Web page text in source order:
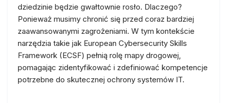
dziedzinie będzie gwałtownie rosło. Dlaczego?
Ponieważ musimy chronić się przed coraz bardziej
zaawansowanymi zagrożeniami. W tym kontekście
narzędzia takie jak European Cybersecurity Skills
Framework (ECSF) pełnią rolę mapy drogowej,
pomagając zidentyfikować i zdefiniować kompetencje
potrzebne do skutecznej ochrony systemów IT.